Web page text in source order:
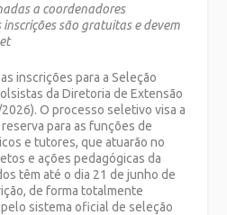
a coordenadores
são gratuitas e devem
inscrições para a Seleção
da Diretoria de Extensão
2026). O processo seletivo visa a
para as funções de
e tutores, que atuarão no
e ações pedagógicas da
têm até o dia 21 de junho de
de forma totalmente
sistema oficial de seleção